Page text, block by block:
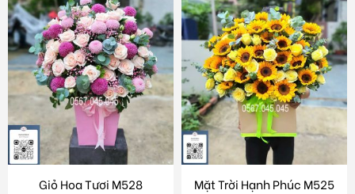
Giỏ Hoa Tươi M528 Mặt Trời Hạnh Phúc M525